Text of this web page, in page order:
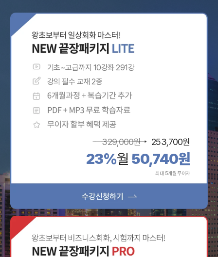
기초~고급까지 10강좌 291강
강의 필수 교재 2종
329,000원 253,700원
23%월 50,740원
최대 5개월 무이자